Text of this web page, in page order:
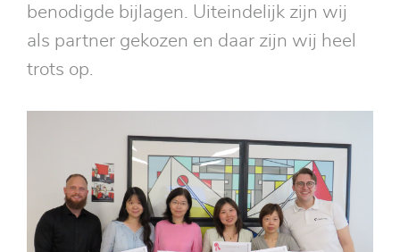
benodigde bijlagen. Uiteindelijk zijn wij
als partner gekozen en daar zijn wij heel
trots op.